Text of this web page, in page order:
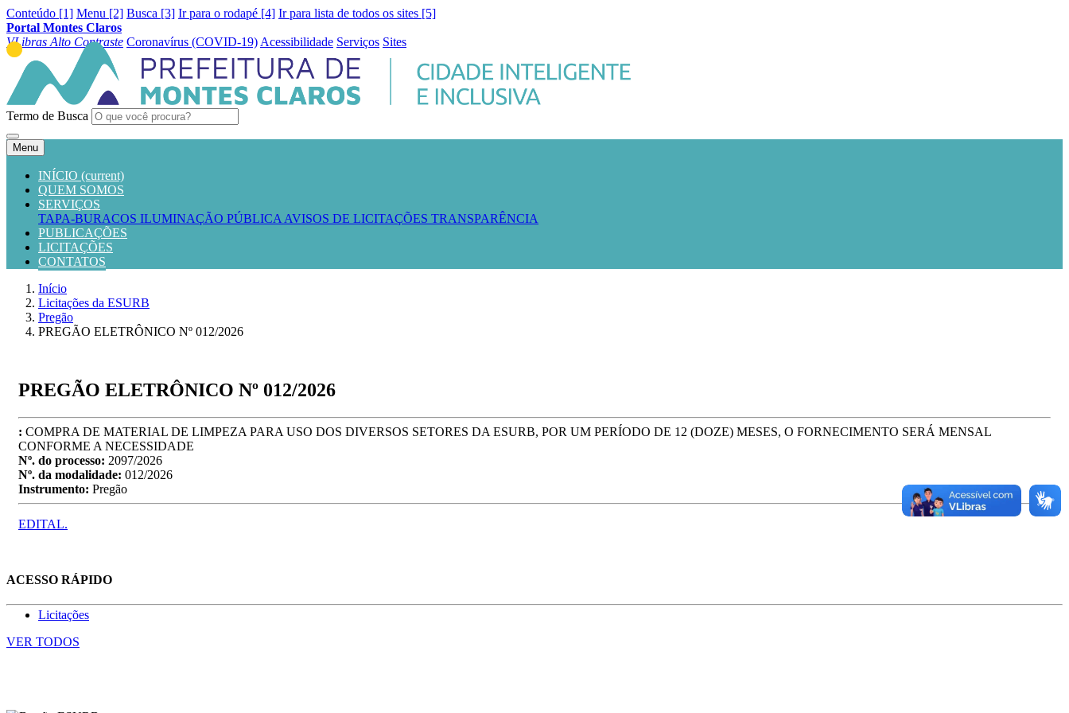
Conteúdo [1] Menu [2] Busca [3] Ir para o rodapé [4] Ir para lista de todos os sites [5]
Portal Montes Claros
VLibras Alto Contraste Coronavírus (COVID-19) Acessibilidade Serviços Sites
Termo de Busca
Menu
INÍCIO (current)
QUEM SOMOS
SERVIÇOS
TAPA-BURACOS ILUMINAÇÃO PÚBLICA AVISOS DE LICITAÇÕES TRANSPARÊNCIA
PUBLICAÇÕES
LICITAÇÕES
CONTATOS
Início
Licitações da ESURB
Pregão
PREGÃO ELETRÔNICO Nº 012/2026
PREGÃO ELETRÔNICO Nº 012/2026
: COMPRA DE MATERIAL DE LIMPEZA PARA USO DOS DIVERSOS SETORES DA ESURB, POR UM PERÍODO DE 12 (DOZE) MESES, O FORNECIMENTO SERÁ MENSAL
CONFORME A NECESSIDADE
Nº. do processo: 2097/2026
Nº. da modalidade: 012/2026
Instrumento: Pregão
EDITAL.
ACESSO RÁPIDO
Licitações
VER TODOS